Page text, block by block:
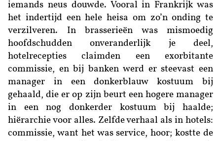
iemands neus douwde. Vooral in Frankrijk was
het indertijd een hele heisa om zo’n onding te
verzilveren. In brasserieën was mismoedig
hoofdschudden onveranderlijk je deel,
hotelrecepties claimden een exorbitante
commissie, en bij banken werd er steevast een
manager in een donkerblauw kostuum bij
gehaald, die er op zijn beurt een hogere manager
in een nog donkerder kostuum bij haalde;
hiërarchie voor alles. Zelfde verhaal als in hotels:
commissie, want het was service, hoor; kostte de